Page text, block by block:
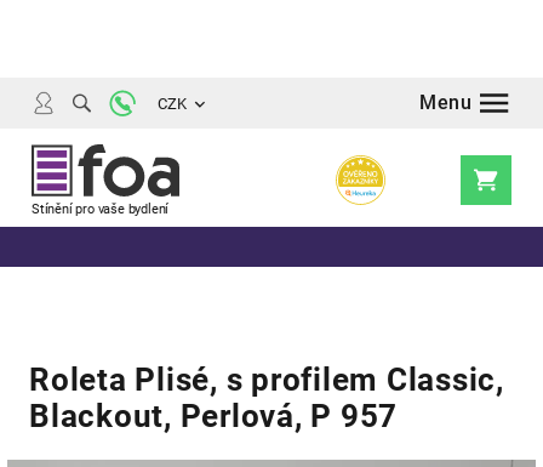
CZK
Nákupní
Roleta Plisé, s profilem Classic,
Blackout, Perlová, P 957